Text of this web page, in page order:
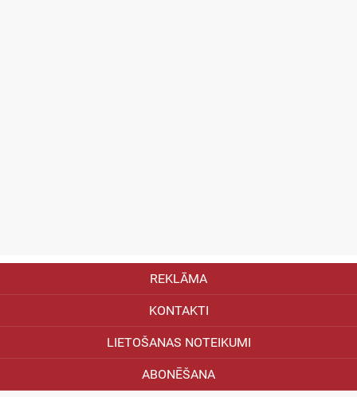
REKLĀMA
KONTAKTI
LIETOŠANAS NOTEIKUMI
ABONĒŠANA